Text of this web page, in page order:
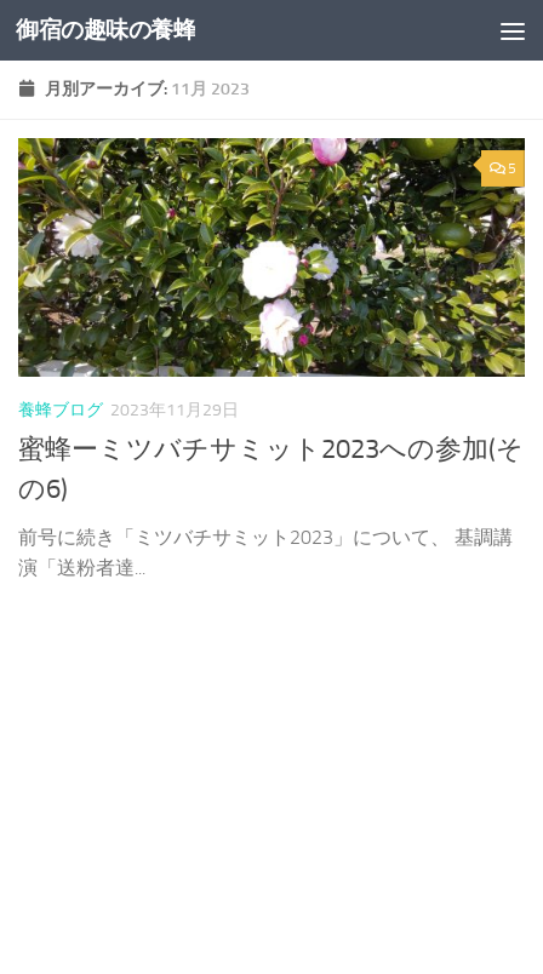
コンテンツへスキップ
御宿の趣味の養蜂
月別アーカイブ: 11月 2023
5
養蜂ブログ 2023年11月29日
蜜蜂ーミツバチサミット2023への参加(そ
の6)
前号に続き「ミツバチサミット2023」について、 基調講
演「送粉者達...